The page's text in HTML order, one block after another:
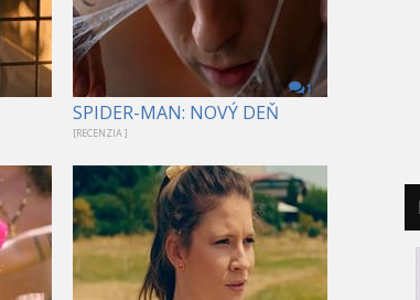
1
SPIDER-MAN: NOVÝ DEŇ
[RECENZIA ]